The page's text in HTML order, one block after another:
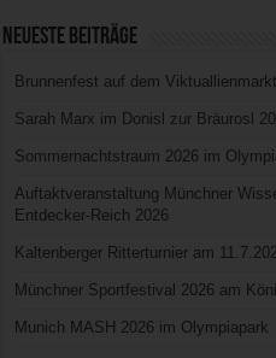
Neueste Beiträge
Brunnenfest auf dem
Sarah Marx im Donisl zur Bräurosl
Sommernachtstraum 2026 im
Auftaktveranstaltung Münchner
Entdecker-Reich 2026
Kaltenberger Ritterturnier am
Münchner Sportfestival 2026 am
Munich MASH 2026 im Olympiapark